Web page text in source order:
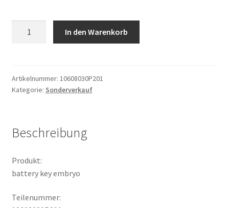
In den Warenkorb
Artikelnummer: 10608030P201
Kategorie: Sonderverkauf
Beschreibung
Produkt:
battery key embryo
Teilenummer: